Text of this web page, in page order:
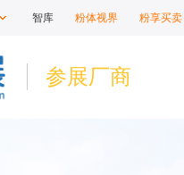
智库 粉体视界 粉享买卖
参展厂商